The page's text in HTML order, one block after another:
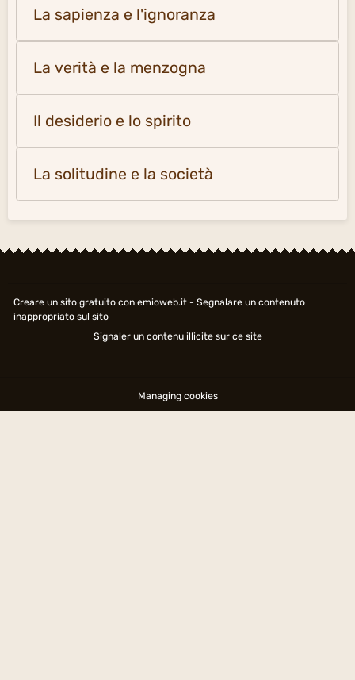
La sapienza e l'ignoranza
La verità e la menzogna
Il desiderio e lo spirito
La solitudine e la società
Creare un sito gratuito con emioweb.it - Segnalare un contenuto
inappropriato sul sito
Signaler un contenu illicite sur ce site
Managing cookies